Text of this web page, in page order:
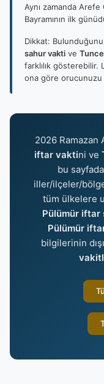
Aynı zamanda
Bayramının ilk
Dikkat:
sahur vakti ve
farklılık gösterebilir.
ona göre orucunuzu
2026 Ramazan
iftar vaktini ve
bu
iller/ilçeler/
tüm ülkelere
Pülümür iftar
Pülümür
bilgilerinin